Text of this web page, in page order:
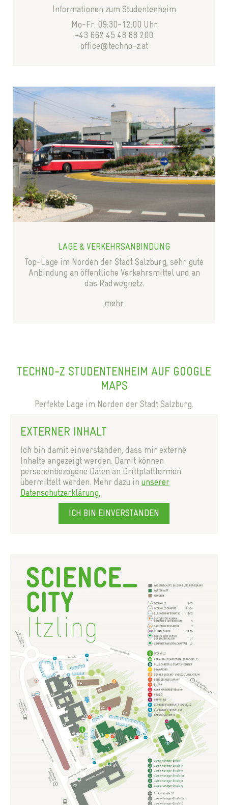
Informationen zum Studentenheim
Mo-Fr: 09:30-12:00 Uhr
+43 662 45 48 88 200
office@techno-z.at
LAGE & VERKEHRSANBINDUNG
Top-Lage im Norden der Stadt Salzburg, sehr gute
Anbindung an öffentliche Verkehrsmittel und an
das Radwegnetz.
mehr
TECHNO-Z STUDENTENHEIM AUF GOOGLE
MAPS
Perfekte Lage im Norden der Stadt Salzburg.
EXTERNER INHALT
Ich bin damit einverstanden, dass mir externe
Inhalte angezeigt werden. Damit können
personenbezogene Daten an Drittplattformen
übermittelt werden. Mehr dazu in unserer
Datenschutzerklärung.
ICH BIN EINVERSTANDEN